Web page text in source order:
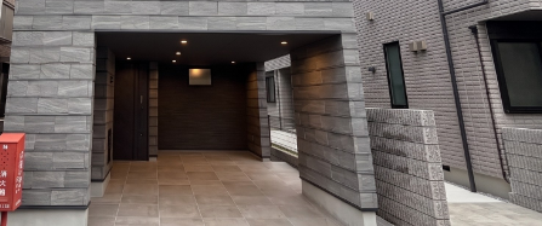
購入・リノベガイド
不動産買取